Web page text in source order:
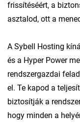
frissítéséért, a
asztalod, ott a
A Sybell Hosting
és a Hyper Power
rendszergazdai
el. Te kapod a
biztosítják a
hogy minden a